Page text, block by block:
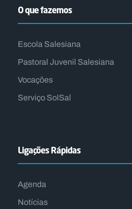
O que fazemos
Escola Salesiana
Pastoral Juvenil Salesiana
Vocações
Serviço SolSal
Ligações Rápidas
Agenda
Notícias